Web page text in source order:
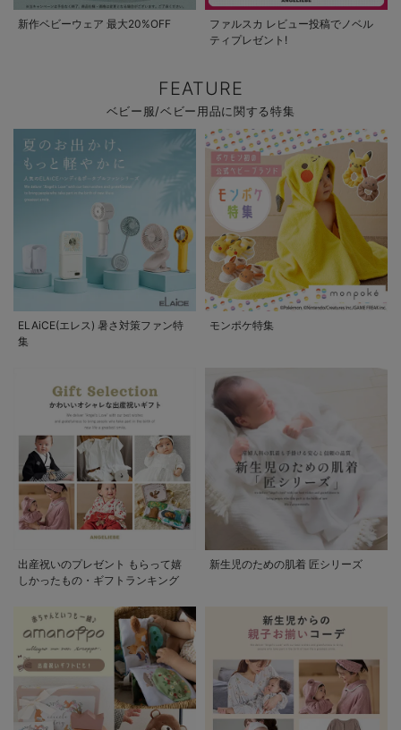
新作ベビーウェア 最大20%OFF
ファルスカ レビュー投稿でノベル
ティプレゼント!
FEATURE
ベビー服/ベビー用品に関する特集
ELAiCE(エレス) 暑さ対策ファン特
集
モンポケ特集
出産祝いのプレゼント もらって嬉
しかったもの・ギフトランキング
新生児のための肌着 匠シリーズ